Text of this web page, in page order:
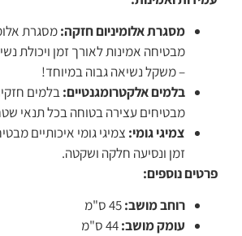
מסגרת אלומיניום חזקה:מסגרת
– משקל נשיאה גבוה במיוחד!
בלמים אלקטרומגנטיים:בלמים
מבטיחים עצירה בטוחה בכל תנאי
צמיגי גומי: צמיגי גומי איכותיים
זמן ונסיעה חלקה ושקטה.
פרטים נוספים:
רוחב מושב:
עומק מושב: